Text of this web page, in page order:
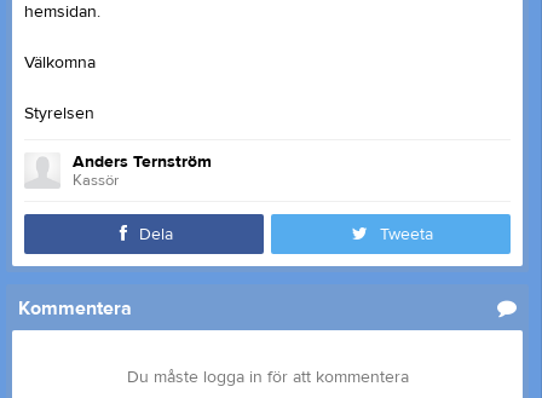
hemsidan.
Välkomna
Styrelsen
Anders Ternström
Kassör
Dela Tweeta
Kommentera
Du måste logga in för att kommentera